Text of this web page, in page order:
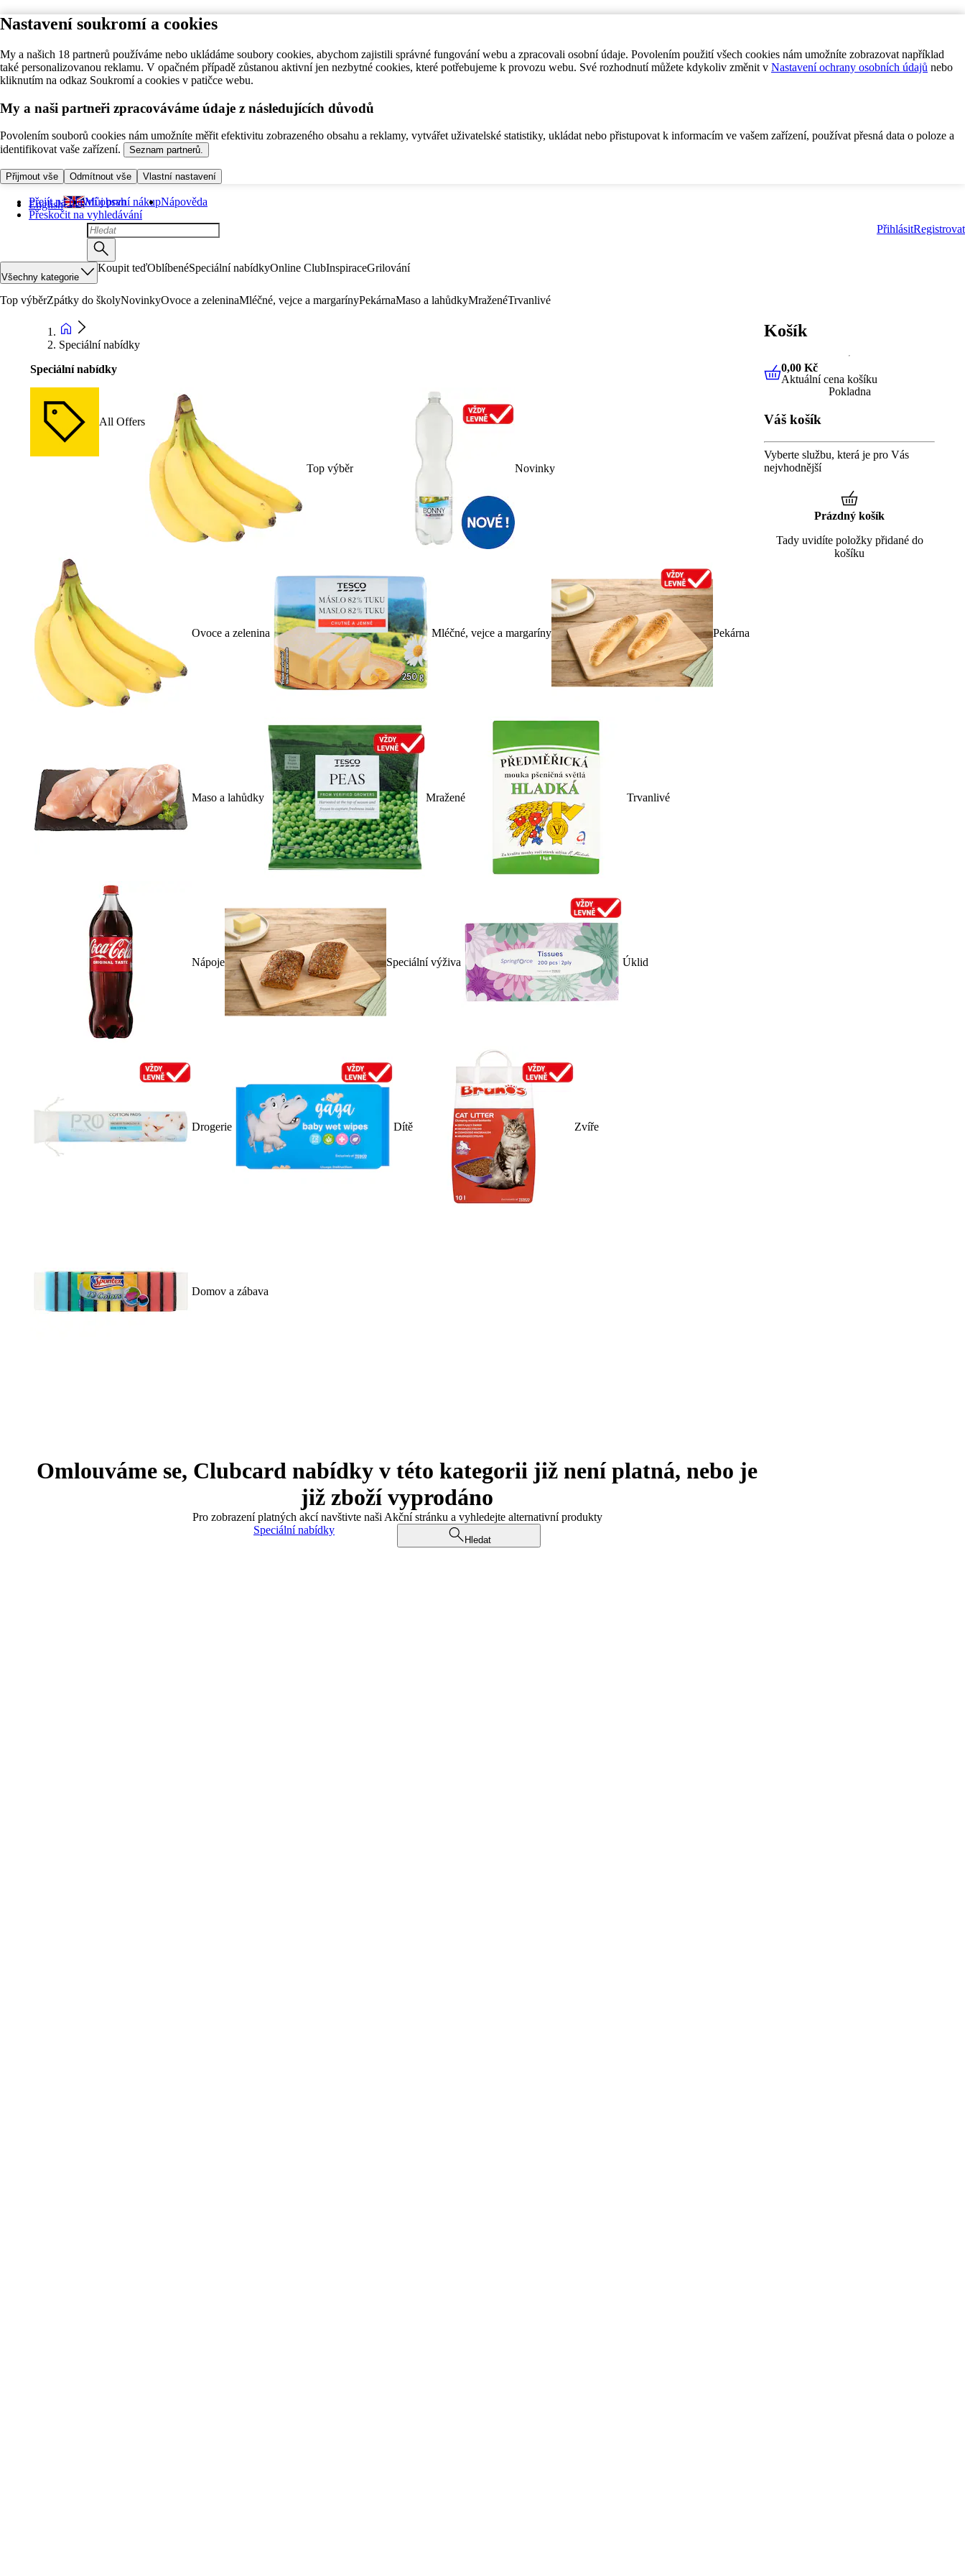
Nastavení soukromí a cookies
My a našich 18 partnerů používáme nebo ukládáme soubory cookies, abychom zajistili správné fungování webu a zpracovali osobní údaje. Povolením použití všech cookies nám umožníte zobrazovat například
také personalizovanou reklamu. V opačném případě zůstanou aktivní jen nezbytné cookies, které potřebujeme k provozu webu. Své rozhodnutí můžete kdykoliv změnit v Nastavení ochrany osobních údajů nebo
kliknutím na odkaz Soukromí a cookies v patičce webu.
My a naši partneři zpracováváme údaje z následujících důvodů
Povolením souborů cookies nám umožníte měřit efektivitu zobrazeného obsahu a reklamy, vytvářet uživatelské statistiky, ukládat nebo přistupovat k informacím ve vašem zařízení, používat přesná data o poloze a
identifikovat vaše zařízení.
Seznam partnerů.
Přijmout vše Odmítnout vše Vlastní nastavení
Přejít na hlavní obsah
Přeskočit na vyhledávání
English Můj první nákupNápověda
PřihlásitRegistrovat
Všechny kategorie
Koupit teďOblíbenéSpeciální nabídkyOnline ClubInspiraceGrilování
Top výběrZpátky do školyNovinkyOvoce a zeleninaMléčné, vejce a margarínyPekárnaMaso a lahůdkyMraženéTrvanlivé
Speciální nabídky
Speciální nabídky
All Offers
Top výběr Novinky
Ovoce a zelenina Mléčné, vejce a margaríny Pekárna
Maso a lahůdky Mražené Trvanlivé
Nápoje Speciální výživa Úklid
Drogerie Dítě Zvíře
Domov a zábava
Omlouváme se, Clubcard nabídky v této kategorii již není platná, nebo je
již zboží vyprodáno
Pro zobrazení platných akcí navštivte naši Akční stránku a vyhledejte alternativní produkty
Speciální nabídky
Hledat
Košík
0,00 KčAktuální cena košíku
0,00 Kč
Aktuální cena košíku
Pokladna
Váš košík
Vyberte službu, která je pro Vás
nejvhodnější
Prázdný košík
Tady uvidíte položky přidané do
košíku